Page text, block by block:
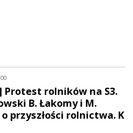
Protest rolników na S3.
B. Łakomy i M.
przyszłości rolnictwa. K